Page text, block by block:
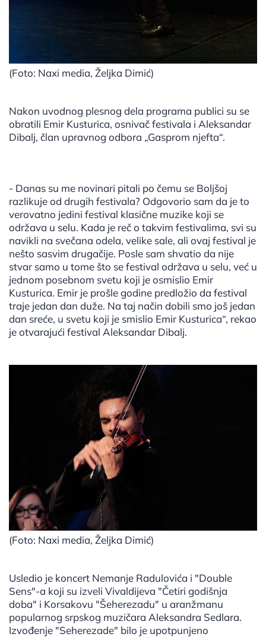
(Foto: Naxi media, Željka Dimić)
Nakon uvodnog plesnog dela programa publici su se
obratili Emir Kusturica, osnivač festivala i Aleksandar
Dibalj, član upravnog odbora „Gasprom njefta“.
- Danas su me novinari pitali po čemu se Boljšoj
razlikuje od drugih festivala? Odgovorio sam da je to
verovatno jedini festival klasične muzike koji se
održava u selu. Kada je reč o takvim festivalima, svi su
navikli na svečana odela, velike sale, ali ovaj festival je
nešto sasvim drugačije. Posle sam shvatio da nije
stvar samo u tome što se festival održava u selu, već u
jednom posebnom svetu koji je osmislio Emir
Kusturica. Emir je prošle godine predložio da festival
traje jedan dan duže. Na taj način dobili smo još jedan
dan sreće, u svetu koji je smislio Emir Kusturica“, rekao
je otvarajući festival Aleksandar Dibalj.
(Foto: Naxi media, Željka Dimić)
Usledio je koncert Nemanje Radulovića i "Double
Sens"-a koji su izveli Vivaldijeva "Četiri godišnja
doba" i Korsakovu "Šeherezadu" u aranžmanu
popularnog srpskog muzičara Aleksandra Sedlara.
Izvođenje "Seherezade" bilo je upotpunjeno